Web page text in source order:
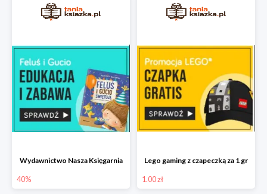
Wydawnictwo Nasza Księgarnia
40%
Lego gaming z czapeczką za 1 gr
1.00 zł